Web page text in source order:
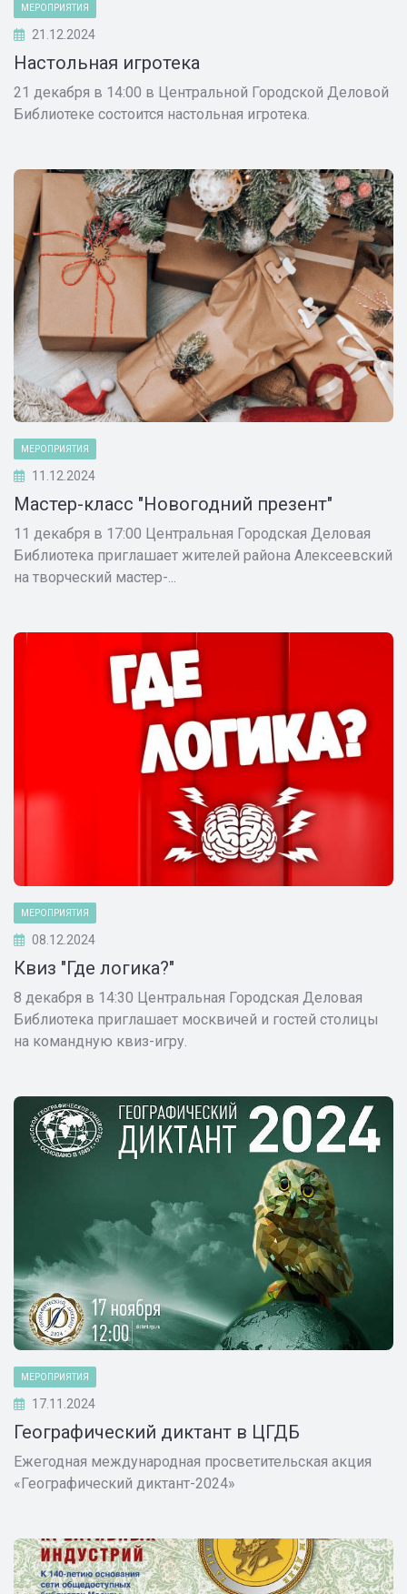
МЕРОПРИЯТИЯ
21.12.2024
Настольная игротека
21 декабря в 14:00 в Центральной Городской Деловой
Библиотеке состоится настольная игротека.
МЕРОПРИЯТИЯ
11.12.2024
Мастер-класс "Новогодний презент"
11 декабря в 17:00 Центральная Городская Деловая
Библиотека приглашает жителей района Алексеевский
на творческий мастер-...
МЕРОПРИЯТИЯ
08.12.2024
Квиз "Где логика?"
8 декабря в 14:30 Центральная Городская Деловая
Библиотека приглашает москвичей и гостей столицы
на командную квиз-игру.
МЕРОПРИЯТИЯ
17.11.2024
Географический диктант в ЦГДБ
Ежегодная международная просветительская акция
«Географический диктант-2024»